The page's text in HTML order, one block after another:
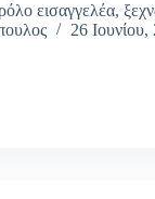
εισαγγελέα,
26 Ιουνίου,